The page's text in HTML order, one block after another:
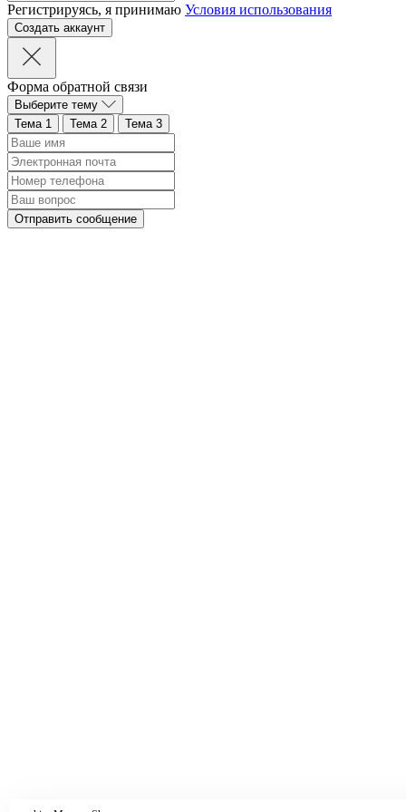
Регистрируясь, я принимаю Условия использования
Форма обратной связи
Выберите тему
Тема 1
Тема 2 Тема 3
Отправить сообщение